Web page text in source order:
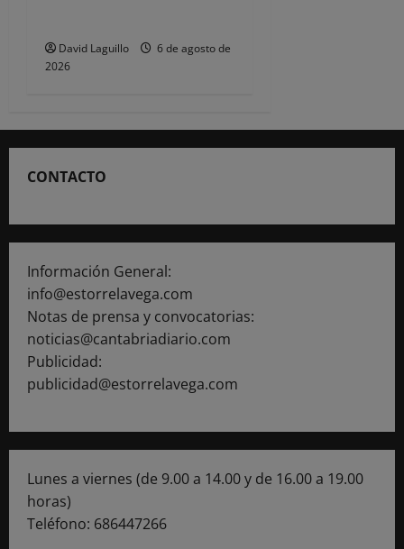
David Laguillo
6 de agosto de
2026
CONTACTO
Información General:
info@estorrelavega.com
Notas de prensa y convocatorias:
noticias@cantabriadiario.com
Publicidad:
publicidad@estorrelavega.com
Lunes a viernes (de 9.00 a 14.00 y de 16.00 a 19.00
horas)
Teléfono: 686447266